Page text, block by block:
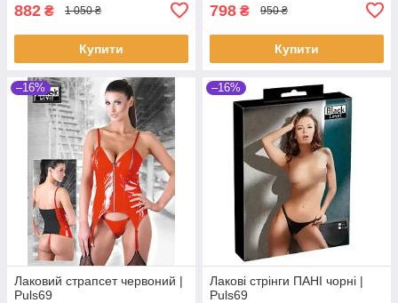
882 ₴ 1 050 ₴
Купити
798 ₴ 950 ₴
Купити
–16%
Лаковий страпсет червоний |
Puls69
–16%
Лакові стрінги ПАНІ чорні |
Puls69